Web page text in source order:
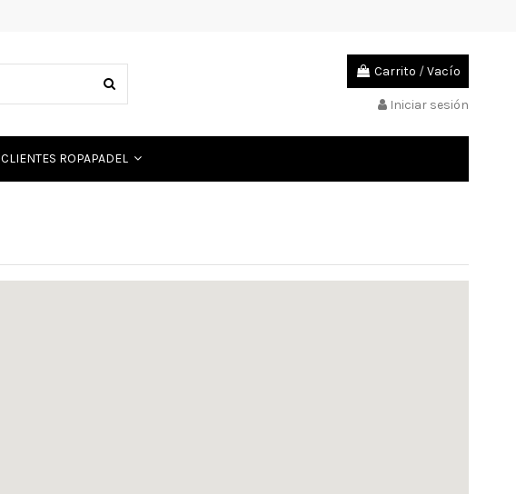
Carrito /Vacío
Iniciar sesión
CLIENTES ROPAPADEL